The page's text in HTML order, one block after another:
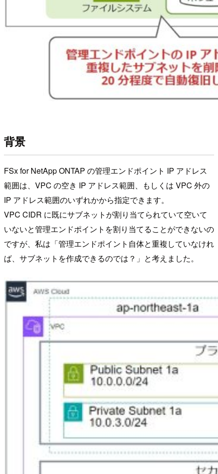
背景
FSx for NetApp ONTAP の管理エンドポイント IP アドレス
範囲は、VPC の空き IP アドレス範囲、もしくは VPC 外の
IP アドレス範囲のいずれかから指定できます。
VPC CIDR に既にサブネットが割り当てられていて空いて
いないと管理エンドポイントを割り当てることができないの
ですが、私は「管理エンドポイント自体と重複していなけれ
ば、サブネットを作成できるのでは？」と考えました。